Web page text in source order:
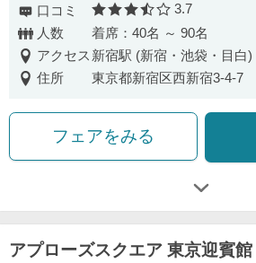
口コミ 口コミ評価
3.7
人数
着席：40名 ～ 90名
アクセス 新宿駅 (新宿・池袋・目白)
住所
東京都新宿区西新宿3-4-7
フェアをみる
アプローズスクエア 東京迎賓館